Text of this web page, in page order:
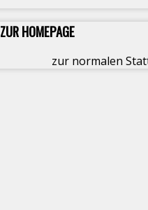
ZUR HOMEPAGE
zur normalen